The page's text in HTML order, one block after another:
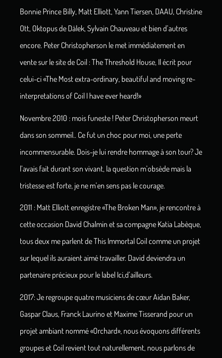
Bonnie Prince Billy, Matt Elliott, Yann Tiersen, DAAU, Christine
Ott, Oktopus de Dälek, Sylvain Chauveau et bien d’autres
encore. Peter Christopherson le met immédiatement en
vente sur le site de Coil : The Threshold House, Il écrit pour
celui-ci «The Most extra-ordinary, beautiful and moving re-
interpretations of Coil I have ever heard!»
Novembre 2010 : mois funeste ! Peter Christopherson meurt
dans son sommeil.. Ce fut un choc pour moi, une perte
incommensurable. Dois-je lui rendre hommage à son tour? Je
l’avais fait durant son vivant, la question m’obsède mais la
tristesse est forte, je ne m’en sens pas le courage.
2011 : Matt Elliott enregistre «The Broken Man», je rencontre à
cette occasion David Chalmin et sa compagne Katia Labèque,
tous deux me parlent de This Immortal Coil comme un projet
sur lequel ils auraient aimé travailler. David deviendra un
partenaire précieux pour le label Ici,d’ailleurs.
2017: Je regroupe quatre musiciens de cœur Aidan Baker,
Gaspar Claus, Franck Laurino et Maxime Tisserand pour un
projet ambiant nommé «Orchard», nous évoquons différents
groupes et Coil revient tout naturellement, nous parlons de